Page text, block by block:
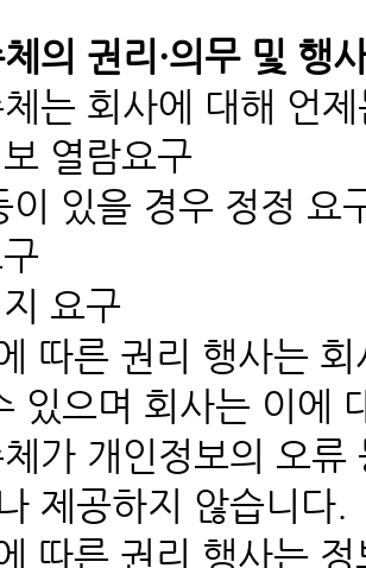
의 권리·의무 및 행
는 회사에 대해 언
열람요구
이 있을 경우 정정 요
요구
따른 권리 행사는 회
있으며 회사는 이에
가 개인정보의 오류
제공하지 않습니다.
따른 권리 행사는 정